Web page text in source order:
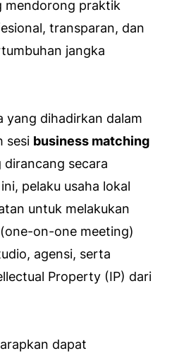
mendorong praktik
transparan, dan
jangka
yang dihadirkan dalam
sesi business matching
dirancang secara
pelaku usaha lokal
untuk melakukan
one-on-one meeting)
agensi, serta
Property (IP) dari
dapat